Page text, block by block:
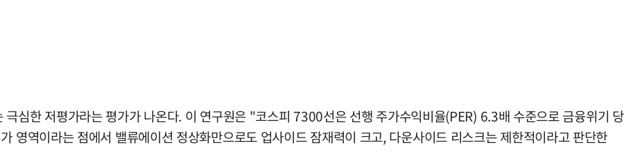
심한 저평가라는 평가가 나온다. 이 연구원은 "코스피 7300선은 선행 주가수익비율(PER) 6.3배 수준으로 금융위기 당
영역이라는 점에서 밸류에이션 정상화만으로도 업사이드 잠재력이 크고, 다운사이드 리스크는 제한적이라고 판단한